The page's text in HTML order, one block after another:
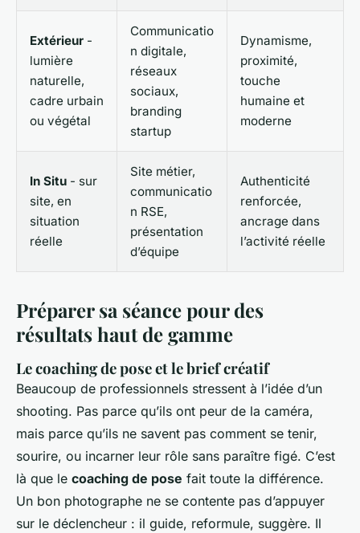
Extérieur -
lumière
naturelle,
cadre urbain
ou végétal
Communicatio
n digitale,
réseaux
sociaux,
branding
startup
Dynamisme,
proximité,
touche
humaine et
moderne
In Situ - sur
site, en
situation
réelle
Site métier,
communicatio
n RSE,
présentation
d’équipe
Authenticité
renforcée,
ancrage dans
l’activité réelle
Préparer sa séance pour des
résultats haut de gamme
Le coaching de pose et le brief créatif
Beaucoup de professionnels stressent à l’idée d’un
shooting. Pas parce qu’ils ont peur de la caméra,
mais parce qu’ils ne savent pas comment se tenir,
sourire, ou incarner leur rôle sans paraître figé. C’est
là que le coaching de pose fait toute la différence.
Un bon photographe ne se contente pas d’appuyer
sur le déclencheur : il guide, reformule, suggère. Il